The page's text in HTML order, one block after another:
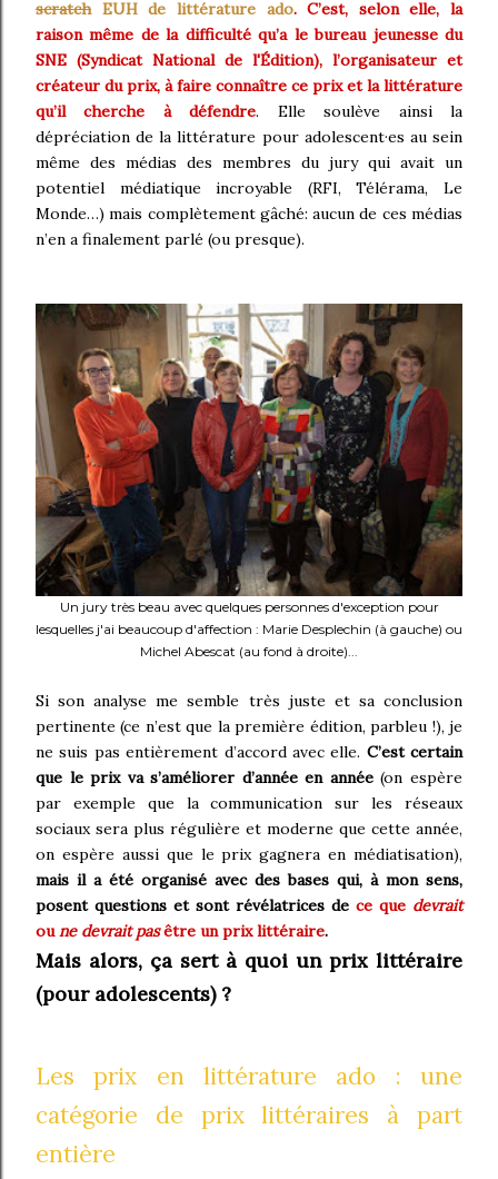
scratchEUH de littérature ado. C’est, selon elle, la
raison même de la difficulté qu’a le bureau jeunesse du
SNE (Syndicat National de l'Édition), l’organisateur et
créateur du prix, à faire connaître ce prix et la littérature
qu’il cherche à défendre. Elle soulève ainsi la
dépréciation de la littérature pour adolescent·es au sein
même des médias des membres du jury qui avait un
potentiel médiatique incroyable (RFI, Télérama, Le
Monde…) mais complètement gâché: aucun de ces médias
n’en a finalement parlé (ou presque).
Un jury très beau avec quelques personnes d'exception pour
lesquelles j'ai beaucoup d'affection : Marie Desplechin (à gauche) ou
Michel Abescat (au fond à droite)...
Si son analyse me semble très juste et sa conclusion
pertinente (ce n’est que la première édition, parbleu !), je
ne suis pas entièrement d’accord avec elle. C’est certain
que le prix va s’améliorer d’année en année(on espère
par exemple que la communication sur les réseaux
sociaux sera plus régulière et moderne que cette année,
on espère aussi que le prix gagnera en médiatisation),
mais il a été organisé avec des bases qui, à mon sens,
posent questions et sont révélatrices de ce que devrait
oune devrait pasêtre un prix littéraire.
Mais alors, ça sert à quoi un prix littéraire
(pour adolescents) ?
Les prix en littérature ado : une
catégorie de prix littéraires à part
entière